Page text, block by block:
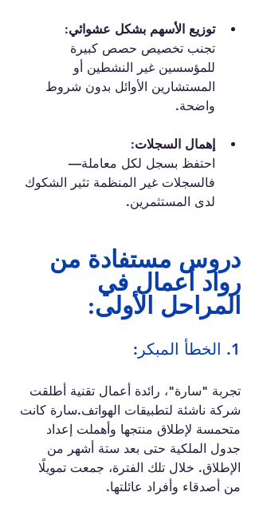
توزيع الأسهم بشكل عشوائي:
تجنب تخصيص حصص كبيرة
للمؤسسين غير النشطين أو
المستشارين الأوائل بدون شروط
واضحة.
إهمال السجلات:
احتفظ بسجل لكل معاملة—
فالسجلات غير المنظمة تثير الشكوك
لدى المستثمرين.
دروس مستفادة من
رواد أعمال في
المراحل الأولى:
1. الخطأ المبكر:
تجربة "سارة"، رائدة أعمال تقنية أطلقت
شركة ناشئة لتطبيقات الهواتف.سارة كانت
متحمسة لإطلاق منتجها وأهملت إعداد
جدول الملكية حتى بعد ستة أشهر من
الإطلاق. خلال تلك الفترة، جمعت تمويلًا
من أصدقاء وأفراد عائلتها.